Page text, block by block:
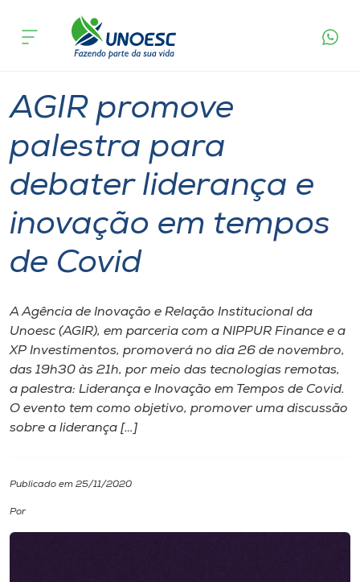
Cursos
Pesquisa
Atendimento ao Estudante
Portal de Ensino
Internacionalização
I.nova
Cultura
CPA
acontece
AGIR promove
palestra para
debater liderança e
inovação em tempos
de Covid
A Agência de Inovação e Relação Institucional da
Unoesc (AGIR), em parceria com a NIPPUR Finance e a
XP Investimentos, promoverá no dia 26 de novembro,
das 19h30 às 21h, por meio das tecnologias remotas,
a palestra: Liderança e Inovação em Tempos de Covid.
O evento tem como objetivo, promover uma discussão
sobre a liderança […]
Publicado em 25/11/2020
Por